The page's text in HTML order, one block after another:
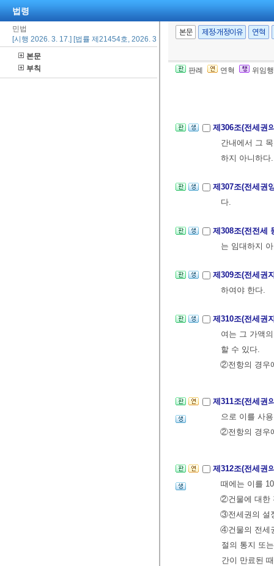
법령
민법
[시행 2026. 3. 17.] [법률 제21454호, 2026. 3. 17., 일부개정]
본문
부칙
본문 제정·개정이유 연혁
판례 연혁 위임
제305조(건물의
지료는 당사자
②전항의 경우
제306조(전세권
간내에서 그
하지 아니하다.
제307조(전세권
다.
제308조(전전세
는 임대하지
제309조(전세권
하여야 한다.
제310조(전세권
여는 그 가액
할 수 있다.
②전항의 경우
제311조(전세권
으로 이를 사
②전항의 경우
제312조(전세권
때에는 이를
②건물에 대한
③전세권의 설
④건물의 전세
절의 통지 또
간이 만료된